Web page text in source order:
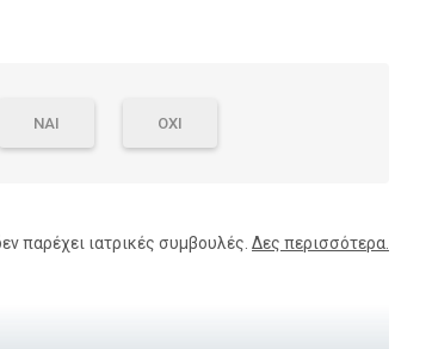
ΝΑΙ ΟΧΙ
παρέχει ιατρικές συμβουλές. Δες περισσότερα.